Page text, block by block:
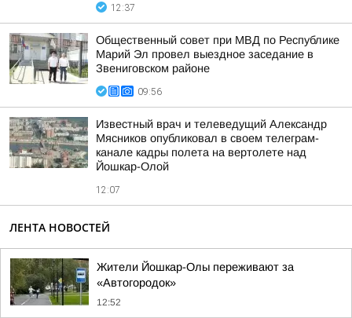
12:37
Общественный совет при МВД по Республике
Марий Эл провел выездное заседание в
Звениговском районе
09:56
Известный врач и телеведущий Александр
Мясников опубликовал в своем телеграм-
канале кадры полета на вертолете над
Йошкар-Олой
12:07
ЛЕНТА НОВОСТЕЙ
Жители Йошкар-Олы переживают за
«Автогородок»
12:52